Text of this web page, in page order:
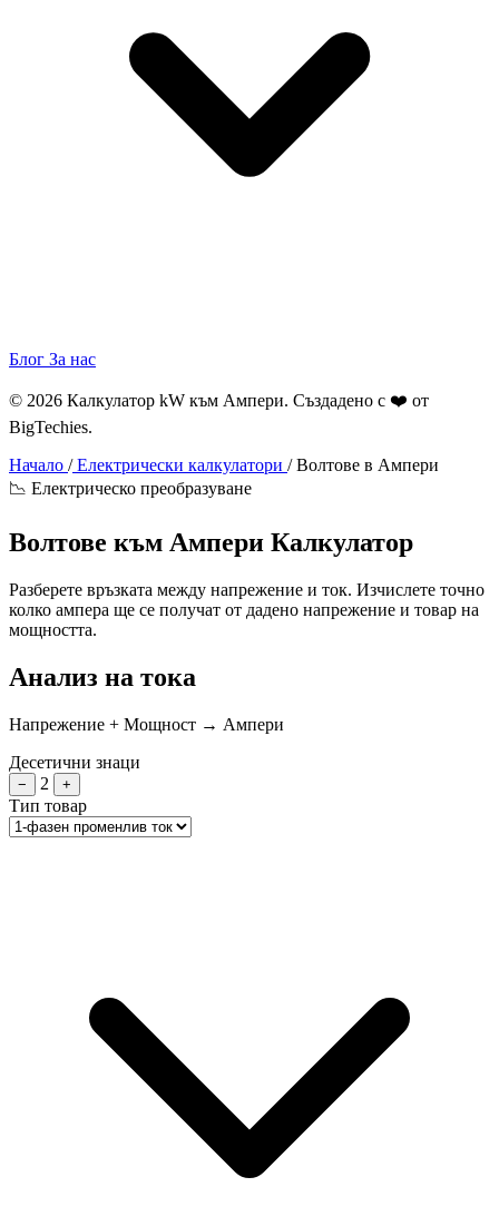
Блог За нас
© 2026 Калкулатор kW към Ампери. Създадено с ❤️ от
BigTechies.
Начало /Електрически калкулатори /Волтове в Ампери
📉 Електрическо преобразуване
Волтове към Ампери Калкулатор
Разберете връзката между напрежение и ток. Изчислете точно
колко ампера ще се получат от дадено напрежение и товар на
мощността.
Анализ на тока
Напрежение + Мощност → Ампери
Десетични знаци
− 2 +
Тип товар